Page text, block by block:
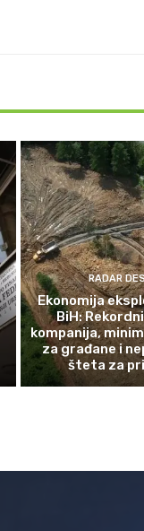
RADAR
Ekonomija
BiH:
kompanija,
za građane i
šteta za